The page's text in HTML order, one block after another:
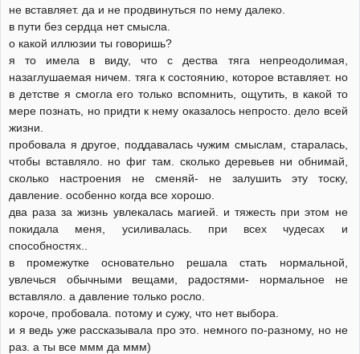
не вставляет. да и не продвинуться по нему далеко.
в пути без сердца нет смысла.
о какой иллюзии ты говоришь?
я то имела в виду, что с дества тяга непреодолимая,
назаглушаемая ничем. тяга к состоянию, которое вставляет. но
в детстве я смогла его только вспомнить, ощутить, в какой то
мере познать, но придти к нему оказалось непросто. дело всей
жизни.
пробовала я другое, поддавалась чужим смыслам, старалась,
чтобы вставляло. но фиг там. сколько деревьев ни обнимай,
сколько настроения не сменяй- не залушить эту тоску,
давление. особенно когда все хорошо.
два раза за жизнь увлекалась магией. и тяжесть при этом не
покидала меня, усиливалась. при всех чудесах и
способностях..
в промежутке основательно решала стать нормальной,
увлечься обычными вещами, радостями- нормальное не
вставляло. а давление только росло.
короче, пробовала. потому и сужу, что нет выбора.
и я ведь уже рассказывала про это. немного по-разному, но не
раз. а ты все ммм да ммм)